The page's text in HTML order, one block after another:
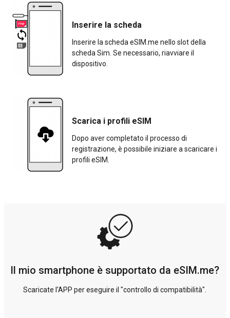
Inserire la scheda
Inserire la scheda eSIM.me nello slot della
scheda Sim. Se necessario, riavviare il
dispositivo.
Scarica i profili eSIM
Dopo aver completato il processo di
registrazione, è possibile iniziare a scaricare i
profili eSIM.
Il mio smartphone è supportato da eSIM.me?
Scaricate l'APP per eseguire il "controllo di compatibilità".